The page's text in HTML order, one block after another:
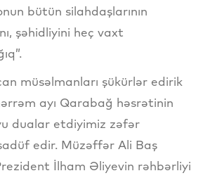
bütün silahdaşlarının
şəhidliyini heç vaxt
müsəlmanları şükürlər edirik
ayı Qarabağ həsrətinin
dualar etdiyimiz zəfər
edir. Müzəffər Ali Baş
İlham Əliyevin rəhbərliyi